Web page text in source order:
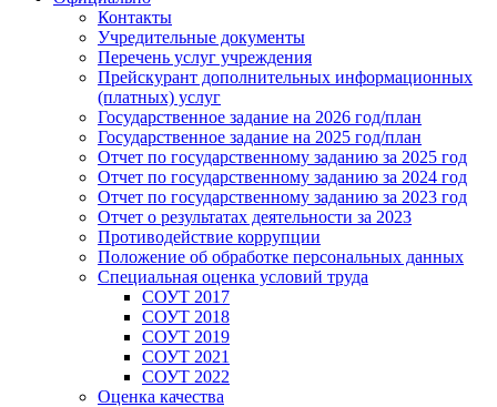
Контакты
Учредительные документы
Перечень услуг учреждения
Прейскурант дополнительных информационных
(платных) услуг
Государственное задание на 2026 год/план
Государственное задание на 2025 год/план
Отчет по государственному заданию за 2025 год
Отчет по государственному заданию за 2024 год
Отчет по государственному заданию за 2023 год
Отчет о результатах деятельности за 2023
Противодействие коррупции
Положение об обработке персональных данных
Специальная оценка условий труда
СОУТ 2017
СОУТ 2018
СОУТ 2019
СОУТ 2021
СОУТ 2022
Оценка качества